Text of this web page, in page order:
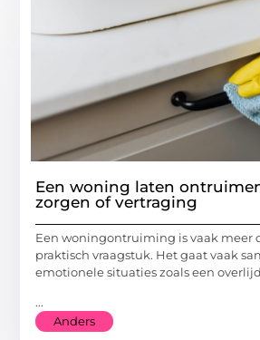
Een woning laten
zorgen of vertraging
Een woningontruiming is vaak meer
praktisch vraagstuk. Het gaat vaak
emotionele situaties zoals een
...
Anders